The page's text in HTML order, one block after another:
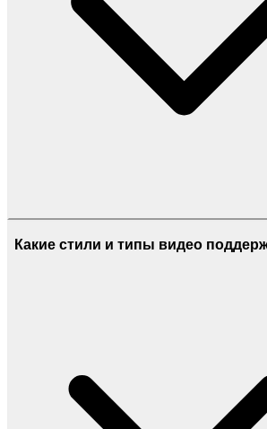
Какие стили и типы видео